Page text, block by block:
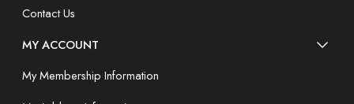
Contact Us
MY ACCOUNT
My Membership Information